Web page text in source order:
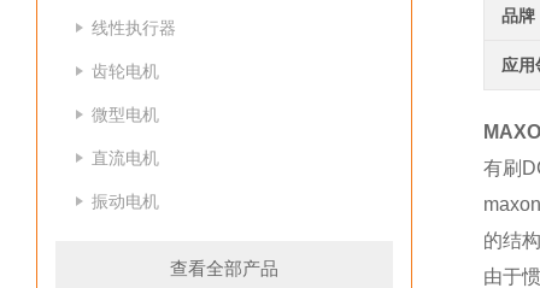
线性执行器
齿轮电机
微型电机
直流电机
振动电机
查看全部产品
品牌
应用
有刷
的结
由于